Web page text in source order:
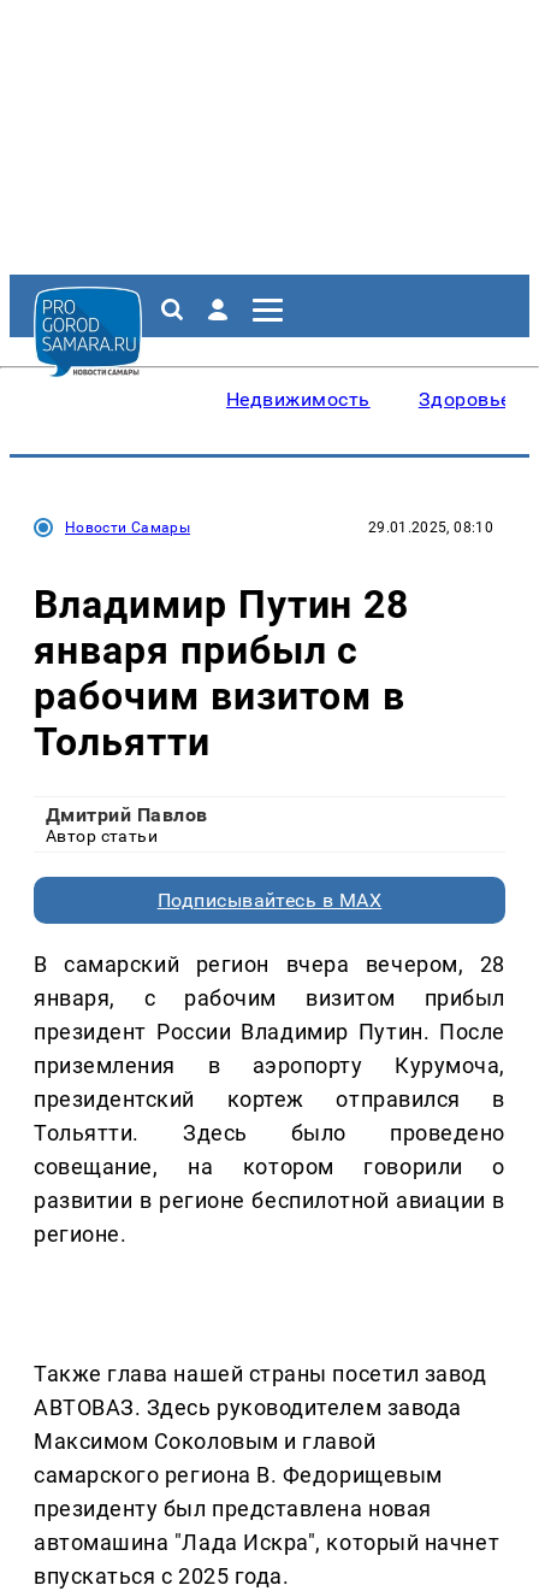
Недвижимость Здоровье
Новости Самары 29.01.2025, 08:10
Владимир Путин 28
января прибыл с
рабочим визитом в
Тольятти
Дмитрий Павлов
Автор статьи
Подписывайтесь в MAX
В самарский регион вчера вечером, 28
января, с рабочим визитом прибыл
президент России Владимир Путин. После
приземления в аэропорту Курумоча,
президентский кортеж отправился в
Тольятти. Здесь было проведено
совещание, на котором говорили о
развитии в регионе беспилотной авиации в
регионе.
Также глава нашей страны посетил завод
АВТОВАЗ. Здесь руководителем завода
Максимом Соколовым и главой
самарского региона В. Федорищевым
президенту был представлена новая
автомашина "Лада Искра", который начнет
впускаться с 2025 года.